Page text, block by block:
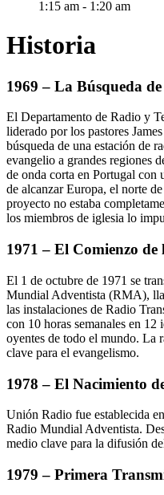
1:15 am - 1:20 am
Historia
1969 – La Búsqueda
El Departamento de Radio y
liderado por los pastores
búsqueda de una estación de
evangelio a grandes regiones
de onda corta en Portugal con
de alcanzar Europa, el norte
proyecto no estaba
los miembros de iglesia lo
1971 – El Comienzo
El 1 de octubre de 1971 se
Mundial Adventista (RMA),
las instalaciones de Radio
con 10 horas semanales en 12
oyentes de todo el mundo. La
clave para el evangelismo.
1978 – El Nacimiento
Unión Radio fue establecida
Radio Mundial Adventista.
medio clave para la difusión
1979 – Primera